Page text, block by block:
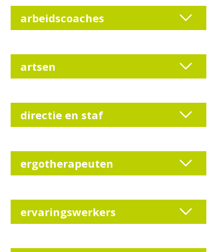
arbeidscoaches
artsen
directie en staf
ergotherapeuten
ervaringswerkers